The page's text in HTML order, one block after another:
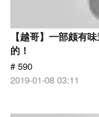
【越哥】一部颇有
的！
# 590
2019-01-08 03:11